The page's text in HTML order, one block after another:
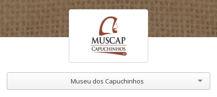
Museu dos Capuchinhos